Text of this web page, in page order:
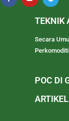
TEKNIK
Secara
Perkomoditi
POC DI
ARTIKEL